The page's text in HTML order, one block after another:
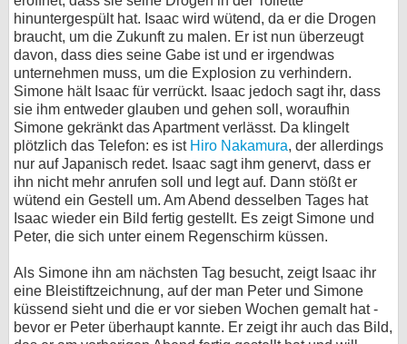
hinuntergespült hat. Isaac wird wütend, da er die Drogen
braucht, um die Zukunft zu malen. Er ist nun überzeugt
davon, dass dies seine Gabe ist und er irgendwas
unternehmen muss, um die Explosion zu verhindern.
Simone hält Isaac für verrückt. Isaac jedoch sagt ihr, dass
sie ihm entweder glauben und gehen soll, woraufhin
Simone gekränkt das Apartment verlässt. Da klingelt
plötzlich das Telefon: es ist Hiro Nakamura, der allerdings
nur auf Japanisch redet. Isaac sagt ihm genervt, dass er
ihn nicht mehr anrufen soll und legt auf. Dann stößt er
wütend ein Gestell um. Am Abend desselben Tages hat
Isaac wieder ein Bild fertig gestellt. Es zeigt Simone und
Peter, die sich unter einem Regenschirm küssen.
Als Simone ihn am nächsten Tag besucht, zeigt Isaac ihr
eine Bleistiftzeichnung, auf der man Peter und Simone
küssend sieht und die er vor sieben Wochen gemalt hat -
bevor er Peter überhaupt kannte. Er zeigt ihr auch das Bild,